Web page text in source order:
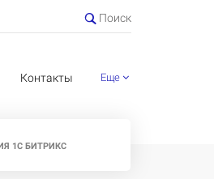
Поиск
Контакты Еще
1С БИТРИКС